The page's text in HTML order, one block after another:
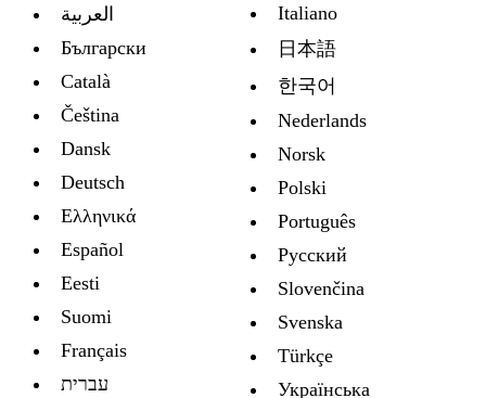
العربية
Български
Català
Čeština
Dansk
Deutsch
Ελληνικά
Español
Eesti
Suomi
Français
עברית
Italiano
日本語
한국어
Nederlands
Norsk
Polski
Português
Русский
Slovenčina
Svenska
Türkçe
Украïнська